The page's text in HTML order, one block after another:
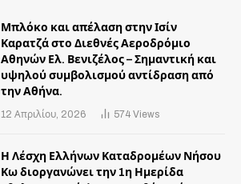
Μπλόκο και απέλαση στην Ισίν
Καρατζά στο Διεθνές Αεροδρόμιο
Αθηνών Ελ. Βενιζέλος – Σημαντική και
υψηλού συμβολισμού αντίδραση από
την Αθήνα.
12 Απριλίου, 2026 574 Views
Η Λέσχη Ελλήνων Καταδρομέων Νήσου
Κω διοργανώνει την 1η Ημερίδα